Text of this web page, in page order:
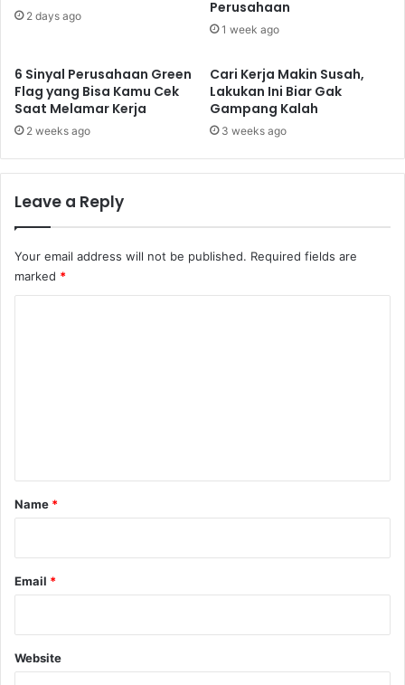
2 days ago Perusahaan
1 week ago
6 Sinyal Perusahaan Green
Flag yang Bisa Kamu Cek
Saat Melamar Kerja
2 weeks ago
Cari Kerja Makin Susah,
Lakukan Ini Biar Gak
Gampang Kalah
3 weeks ago
Leave a Reply
Your email address will not be published. Required fields are
marked *
*
Name *
Email *
Website